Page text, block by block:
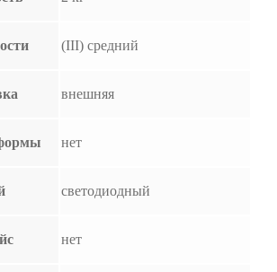
(III) средний
внешняя
нет
светодиодный
нет